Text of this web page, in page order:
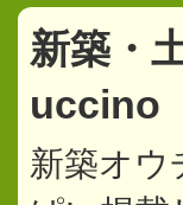
新築・
uccino
新築オウ